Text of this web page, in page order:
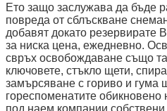
Ето защо заслужава да бъде
повреда от сблъскване
добавят докато резервирате
за ниска цена, ежедневно.
свръх освобождаване също
ключовете, стъкло щети,
замърсяване с гориво и гума
гореспоменатите
под наем компании собствени